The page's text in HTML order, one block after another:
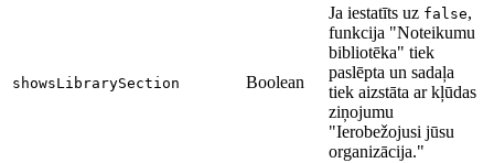
showsLibrarySection Boolean
Ja iestatīts uz false,
funkcija "Noteikumu
bibliotēka" tiek
paslēpta un sadaļa
tiek aizstāta ar kļūdas
ziņojumu
"Ierobežojusi jūsu
organizācija."